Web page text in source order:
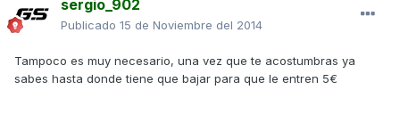
sergio_902
Publicado 15 de Noviembre del 2014
Tampoco es muy necesario, una vez que te acostumbras ya
sabes hasta donde tiene que bajar para que le entren 5€